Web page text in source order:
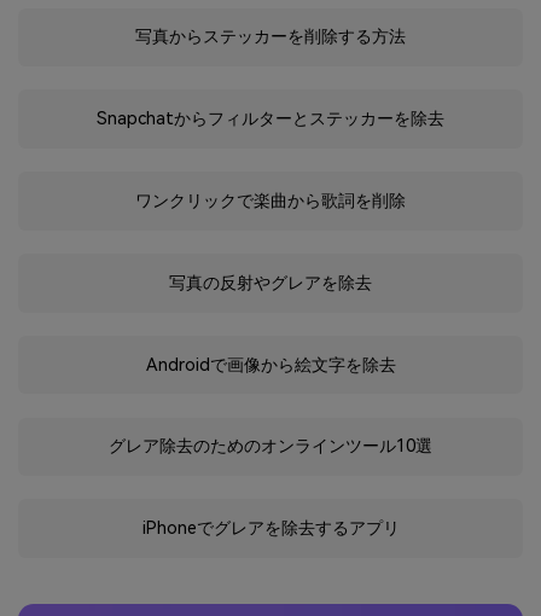
写真からステッカーを削除する方法
Snapchatからフィルターとステッカーを除去
ワンクリックで楽曲から歌詞を削除
写真の反射やグレアを除去
Androidで画像から絵文字を除去
グレア除去のためのオンラインツール10選
iPhoneでグレアを除去するアプリ